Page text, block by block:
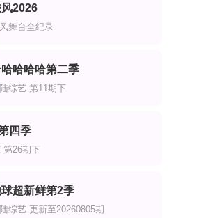
2026
舞台全纪录
哈哈哈哈第二季
综艺 第11期下
四季
第26期下
超新鲜第2季
综艺 更新至20260805期